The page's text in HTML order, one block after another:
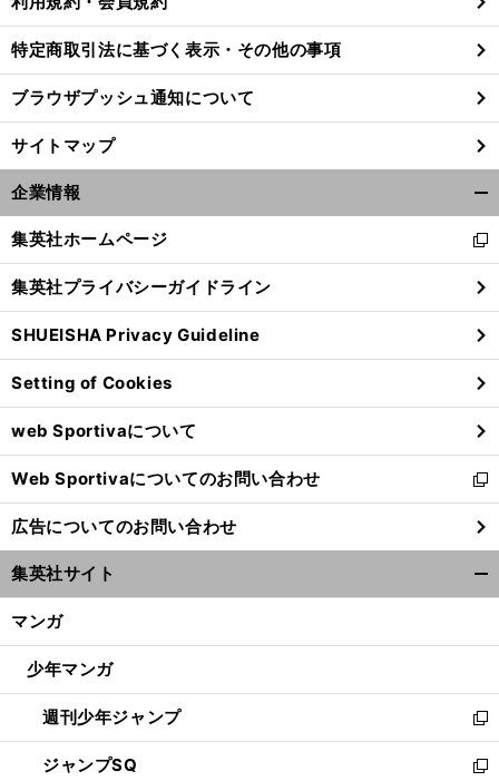
特定商取引法に基づく表示・その他の事項
ブラウザプッシュ通知について
サイトマップ
企業情報
閉
る
集英社ホームページ
新
し
い
ウ
ィ
ン
ド
ウ
で
開
く
集英社プライバシーガイドライン
SHUEISHA Privacy Guideline
Setting of Cookies
web Sportivaについて
Web Sportivaについてのお問い合わせ
新
し
い
ウ
ィ
ン
ウ
開
く
広告についてのお問い合わせ
集英社サイト
マンガ
少年マンガ
週刊少年ジャンプ
新
し
い
ジャンプSQ
新